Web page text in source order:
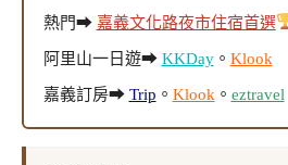
熱門➡ 嘉義文化路夜市住宿首選
阿里山一日遊➡ KKDay。 Klook
嘉義訂房➡ Trip 。 Klook 。 eztravel